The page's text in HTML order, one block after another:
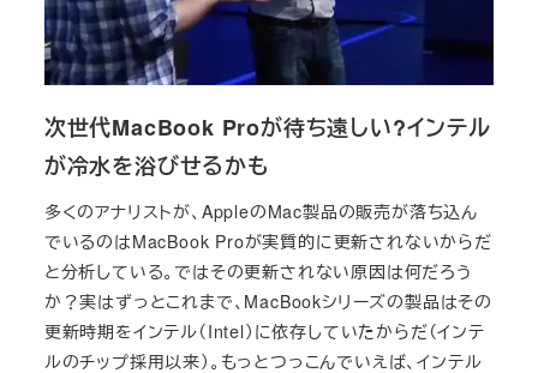
次世代MacBook Proが待ち遠しい?インテル
が冷水を浴びせるかも
多くのアナリストが、AppleのMac製品の販売が落ち込ん
でいるのはMacBook Proが実質的に更新されないからだ
と分析している。ではその更新されない原因は何だろう
か？実はずっとこれまで、MacBookシリーズの製品はその
更新時期をインテル（Intel）に依存していたからだ（インテ
ルのチップ採用以来）。もっとつっこんでいえば、インテル